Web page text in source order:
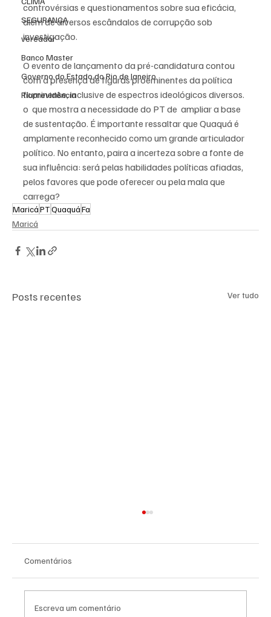
SEGURANÇA
vereador
Banco Master
Governo do Estado do Rio de Janeiro
Rioprevidência
controvérsias e questionamentos sobre sua eficácia,
além de diversos escândalos de corrupção sob
investigação.
O evento de lançamento da pré-candidatura contou
com a presença de figuras proeminentes da política
fluminense, inclusive de espectros ideológicos diversos.
o  que mostra a necessidade do PT de  ampliar a base
de sustentação. É importante ressaltar que Quaquá é
amplamente reconhecido como um grande articulador
político. No entanto, paira a incerteza sobre a fonte de
sua influência: será pelas habilidades políticas afiadas,
pelos favores que pode oferecer ou pela mala que
carrega?
MaricáPTQuaquáFa
Maricá
Posts recentes Ver tudo
Comentários
Escreva um comentário